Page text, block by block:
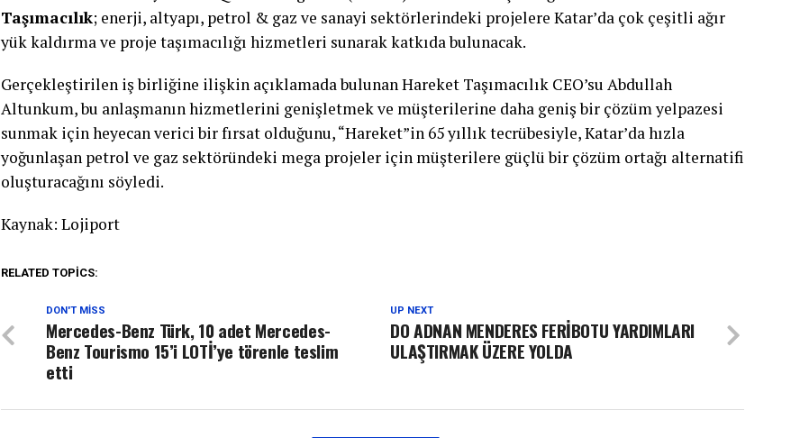
Taşımacılık; enerji, altyapı, petrol & gaz ve sanayi sektörlerindeki projelere Katar’da çok çeşitli ağır
yük kaldırma ve proje taşımacılığı hizmetleri sunarak katkıda bulunacak.
Gerçekleştirilen iş birliğine ilişkin açıklamada bulunan Hareket Taşımacılık CEO’su Abdullah
Altunkum, bu anlaşmanın hizmetlerini genişletmek ve müşterilerine daha geniş bir çözüm yelpazesi
sunmak için heyecan verici bir fırsat olduğunu, “Hareket”in 65 yıllık tecrübesiyle, Katar’da hızla
yoğunlaşan petrol ve gaz sektöründeki mega projeler için müşterilere güçlü bir çözüm ortağı alternatifi
oluşturacağını söyledi.
Kaynak: Lojiport
RELATED TOPICS:
UP NEXT
DO ADNAN MENDERES FERİBOTU YARDIMLARI
ULAŞTIRMAK ÜZERE YOLDA
DON'T MISS
Mercedes-Benz Türk, 10 adet Mercedes-
Benz Tourismo 15’i LOTİ’ye törenle teslim
etti